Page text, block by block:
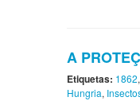
A
Etiquetas: 1862,
Hungria,